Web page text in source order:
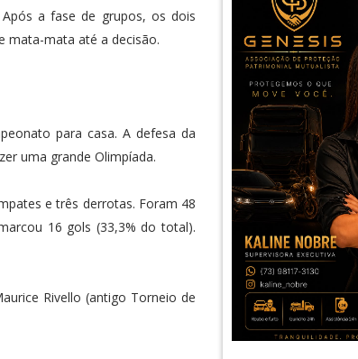
a fase de grupos, os dois
mata-mata até a decisão.
para casa. A defesa da
uma grande Olimpíada.
e três derrotas. Foram 48
16 gols (33,3% do total).
Rivello (antigo Torneio de